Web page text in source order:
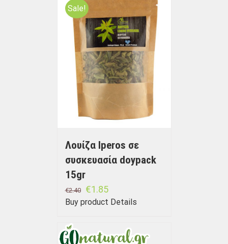
Sale!
Λουίζα Iperos σε
συσκευασία doypack
15gr
€2.40 €1.85
Buy product Details